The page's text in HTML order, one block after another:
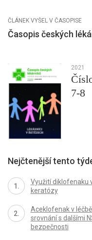
ČLÁNEK VYŠEL V ČASOPISE
Časopis českých
2021
7-8
Nejčtenější tento
Využití diklofenaku
keratózy
Aceklofenak v
srovnání s dalšími
bezpečnosti